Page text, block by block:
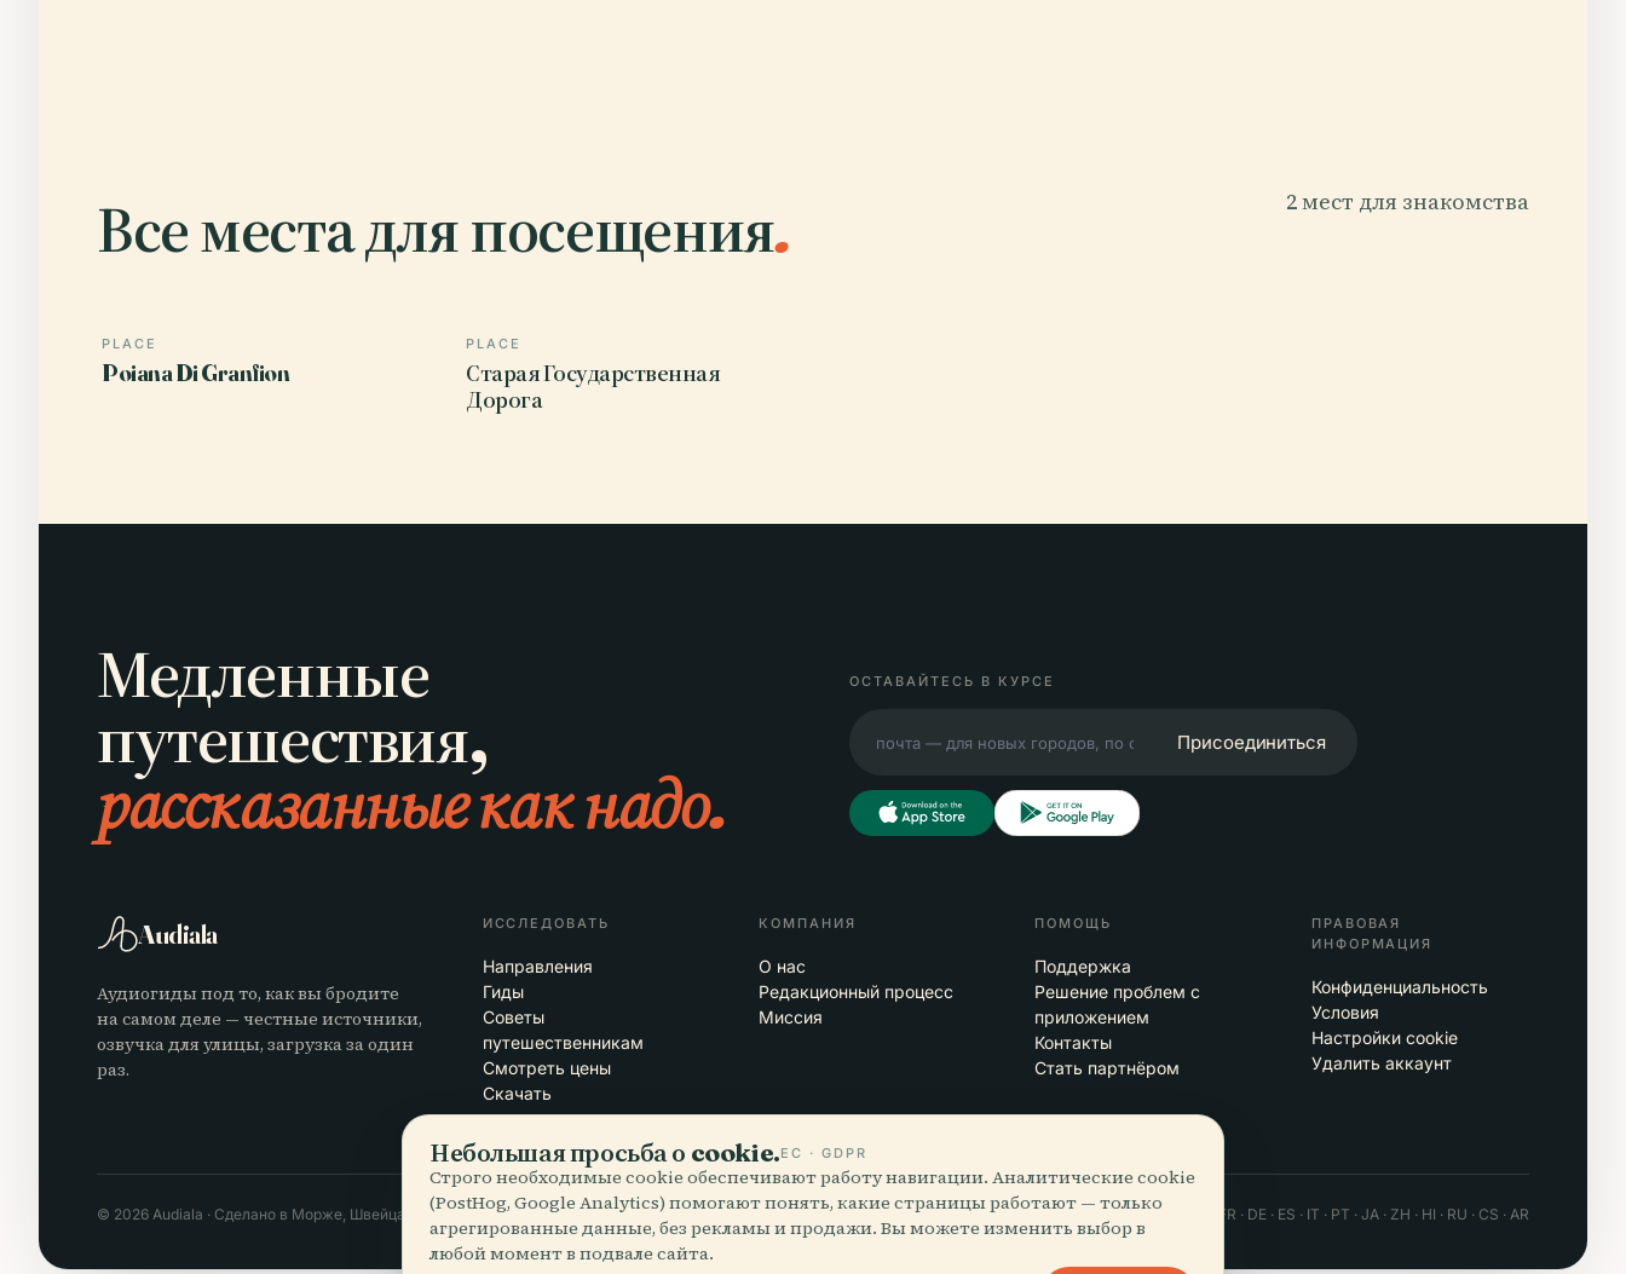
Все места для посещения. 2 мест для знакомства
PLACE
Poiana Di Granfion
PLACE
Старая Государственная
Дорога
Медленные
путешествия,
рассказанные как надо.
ОСТАВАЙТЕСЬ В КУРСЕ
Присоединиться
Audiala
Аудиогиды под то, как вы бродите
на самом деле — честные источники,
озвучка для улицы, загрузка за один
раз.
ИССЛЕДОВАТЬ
Направления
Гиды
Советы
путешественникам
Смотреть цены
Скачать
КОМПАНИЯ
О нас
Редакционный процесс
Миссия
ПОМОЩЬ
Поддержка
Решение проблем с
приложением
Контакты
Стать партнёром
ПРАВОВАЯ
ИНФОРМАЦИЯ
Конфиденциальность
Условия
Настройки cookie
Удалить аккаунт
© 2026 Audiala · Сделано в Морже, Швейцария, в дороге и в облаках iOS · Android · Web EN · FR · DE · ES · IT · PT · JA · ZH · HI · RU · CS · AR
Небольшая просьба о cookie.ЕС · GDPR
Строго необходимые cookie обеспечивают работу навигации. Аналитические cookie
(PostHog, Google Analytics) помогают понять, какие страницы работают — только
агрегированные данные, без рекламы и продажи. Вы можете изменить выбор в
любой момент в подвале сайта.